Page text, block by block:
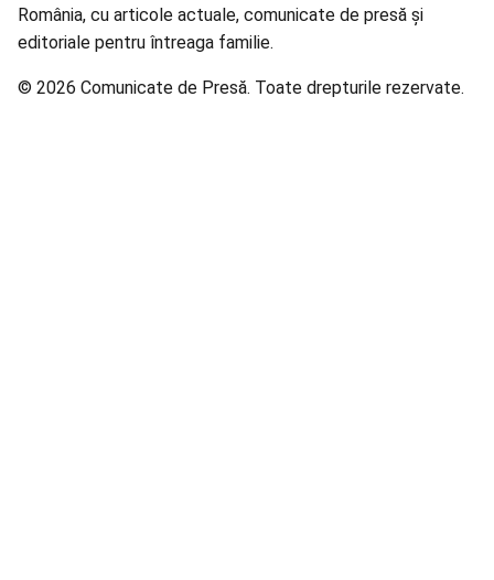
România, cu articole actuale, comunicate de presă și
editoriale pentru întreaga familie.
© 2026 Comunicate de Presă. Toate drepturile rezervate.